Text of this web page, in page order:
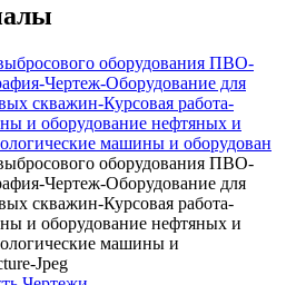
оборудования ПВО-
Чертеж-Оборудование для
скважин-Курсовая работа-
и оборудование нефтяных и
машины и оборудован
оборудования ПВО-
Чертеж-Оборудование для
скважин-Курсовая работа-
и оборудование нефтяных и
машины и
Jpeg